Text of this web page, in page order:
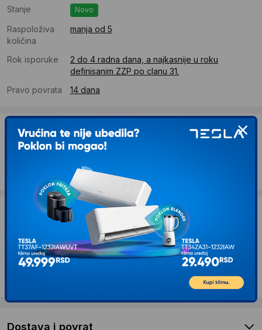
Stanje Novo
Raspoloživa
količina
manja od 5
Rok isporuke
2 do 4 radna dana, a najkasnije u roku
definisanim ZZP po clanu 31.
Pravo povrata
14 dana
Dostava
Standardna dostava se očekuje u roku od 2 do 4 radna
Troskovi dostave 490 RSD
Želite li ponudu za firmu?
Kontaktirajte nas
Opis proizvoda GIGABYTE B850M AORUS
Dostava i povrat